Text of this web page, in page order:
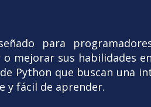
para
mejorar sus habilidades
Python que buscan una
y fácil de aprender.